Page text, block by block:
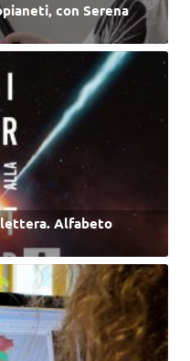
con Serena
lettera. Alfabeto